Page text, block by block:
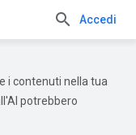
Accedi
i contenuti nella tua
potrebbero